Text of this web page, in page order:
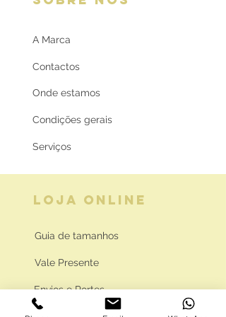
A Marca
Contactos
Onde estamos
Condições gerais
Serviços
LOJA ONLINE
Guia de tamanhos
Vale Presente
Envios e Portes